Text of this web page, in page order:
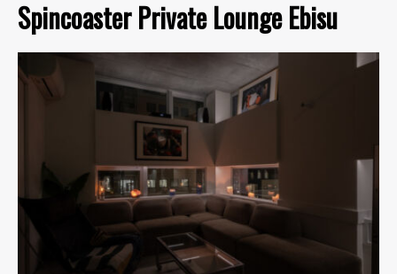
Spincoaster Private Lounge Ebisu